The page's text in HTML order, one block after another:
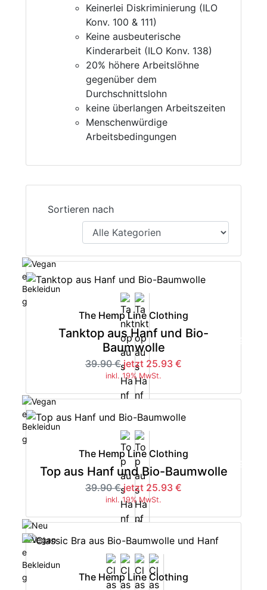
Keinerlei Diskriminierung (ILO
Konv. 100 & 111)
Keine ausbeuterische
Kinderarbeit (ILO Konv. 138)
20% höhere Arbeitslöhne
gegenüber dem
Durchschnittslohn
keine überlangen Arbeitszeiten
Menschenwürdige
Arbeitsbedingungen
Sortieren nach
The Hemp Line Clothing
Tanktop aus Hanf und Bio-
Baumwolle
39.90 € jetzt 25.93 €
inkl. 19% MwSt.
-35%
The Hemp Line Clothing
Top aus Hanf und Bio-Baumwolle
39.90 € jetzt 25.93 €
inkl. 19% MwSt.
-35%
The Hemp Line Clothing